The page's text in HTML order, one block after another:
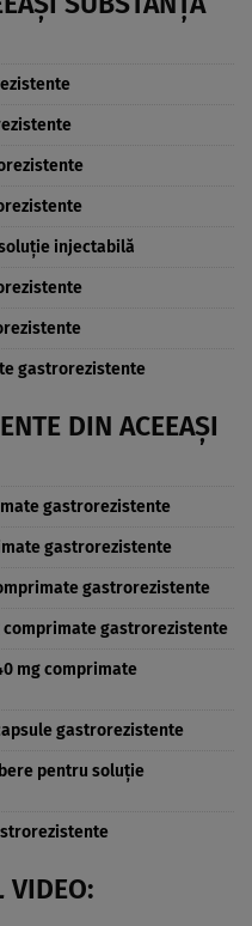
injectabilă
gastrorezistente
DIN ACEEAȘI
gastrorezistente
gastrorezistente
gastrorezistente
comprimate gastrorezistente
mg comprimate
gastrorezistente
pentru soluţie
VIDEO: